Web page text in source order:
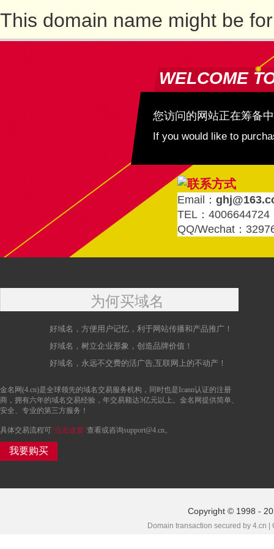
This domain name might be
WELCOME
您访问的网站正在筹备
If you would like to
Email：
TEL：4006644724
QQ/Wechat：
为何买域名
好域名，方便用户记忆，利于网站传播和产品推广！
好域名，树立企业形象，创造品牌价值！
好域名，永远不交费的活广告,互联网上的不动产！
金名网(4.cn)是全球领先的域名交易服务机构，同时也是Icann认证的注册
商，拥有六年的域名交易经验，年交易额达3亿元以上。金名网提供简单、
安全、专业的第三方服务！
具体交易流程可“点击这里”查看或咨询support@4.cn。
我要购买
Copyright © 1998 -
Domain transaction secured by 4.cn